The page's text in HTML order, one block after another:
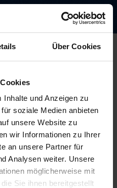
Über Cookies
und Anzeigen zu
soziale Medien anbieten
unsere Website zu
wir Informationen zu Ihrer
an unsere Partner für
Analysen weiter. Unsere
möglicherweise mit
Sie ihnen bereitgestellt
is not
or the page may have been
to search (Link offen)